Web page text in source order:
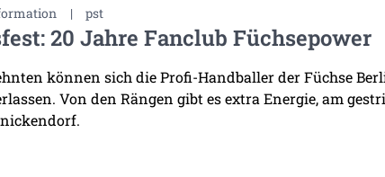
| pst
20 Jahre Fanclub Füchsepower
können sich die Profi-Handballer der Füchse
Von den Rängen gibt es extra Energie, am